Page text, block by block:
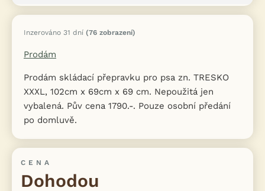
Inzerováno 31 dní (76 zobrazení)
Prodám
Prodám skládací přepravku pro psa zn. TRESKO
XXXL, 102cm x 69cm x 69 cm. Nepoužitá jen
vybalená. Pův cena 1790.-. Pouze osobní předání
po domluvě.
CENA
Dohodou